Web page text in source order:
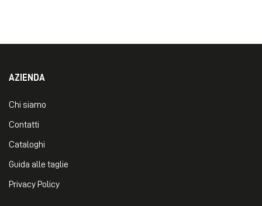
AZIENDA
Chi siamo
Contatti
Cataloghi
Guida alle taglie
Privacy Policy